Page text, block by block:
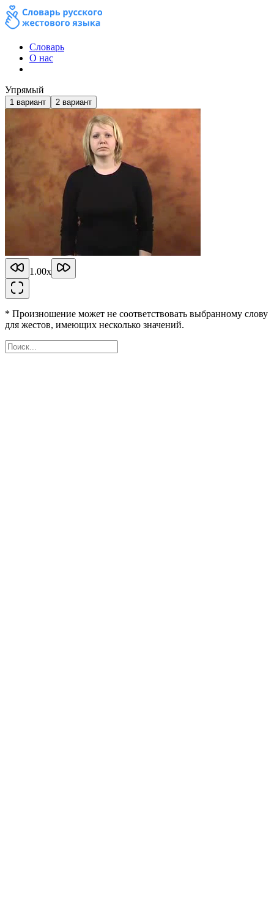
Словарь
О нас
Упрямый
1 вариант 2 вариант
1.00x
* Произношение может не соответствовать выбранному слову
для жестов, имеющих несколько значений.